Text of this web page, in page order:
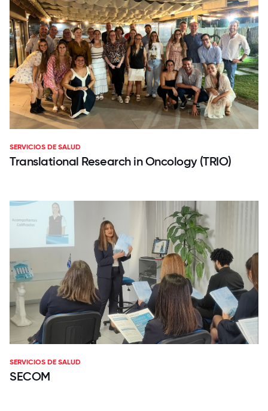
SERVICIOS DE SALUD
Translational Research in Oncology (TRIO)
SERVICIOS DE SALUD
SECOM